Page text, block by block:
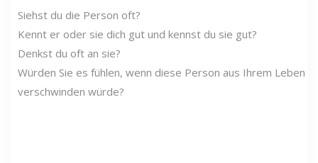
Siehst du die Person oft?
Kennt er oder sie dich gut und kennst du sie gut?
Denkst du oft an sie?
Würden Sie es fühlen, wenn diese Person aus Ihrem Leben
verschwinden würde?